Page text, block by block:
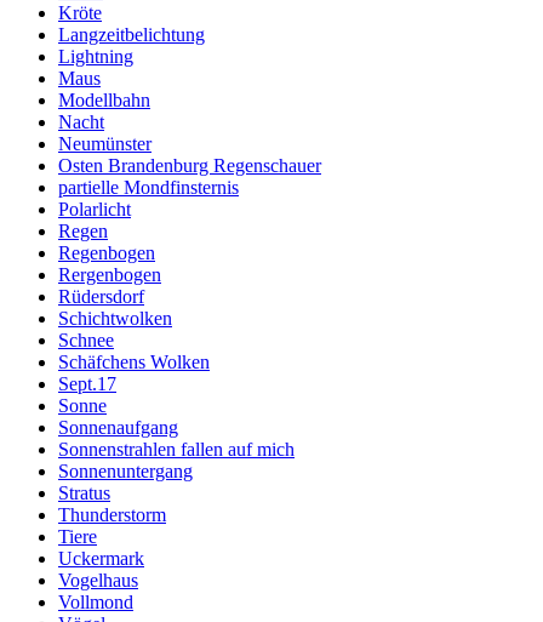
Kröte
Langzeitbelichtung
Lightning
Maus
Modellbahn
Nacht
Neumünster
Osten Brandenburg Regenschauer
partielle Mondfinsternis
Polarlicht
Regen
Regenbogen
Rergenbogen
Rüdersdorf
Schichtwolken
Schnee
Schäfchens Wolken
Sept.17
Sonne
Sonnenaufgang
Sonnenstrahlen fallen auf mich
Sonnenuntergang
Stratus
Thunderstorm
Tiere
Uckermark
Vogelhaus
Vollmond